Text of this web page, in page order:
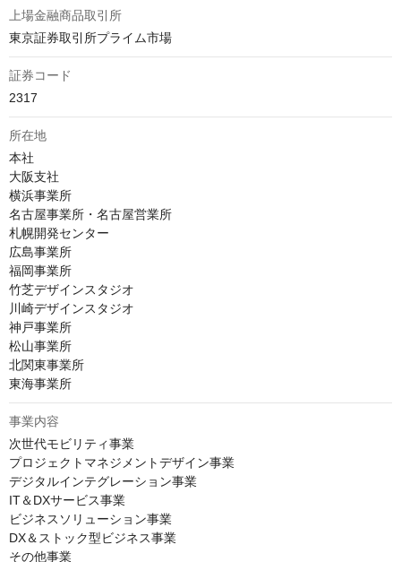
上場金融商品取引所
東京証券取引所プライム市場
証券コード
2317
所在地
本社
大阪支社
横浜事業所
名古屋事業所・名古屋営業所
札幌開発センター
広島事業所
福岡事業所
竹芝デザインスタジオ
川崎デザインスタジオ
神戸事業所
松山事業所
北関東事業所
東海事業所
事業内容
次世代モビリティ事業
プロジェクトマネジメントデザイン事業
デジタルインテグレーション事業
IT＆DXサービス事業
ビジネスソリューション事業
DX＆ストック型ビジネス事業
その他事業